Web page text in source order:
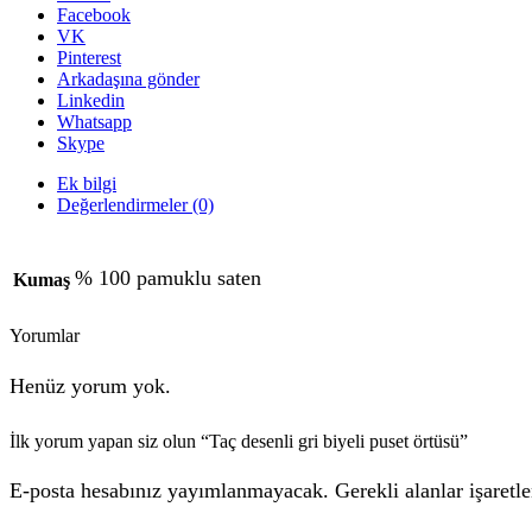
Facebook
VK
Pinterest
Arkadaşına gönder
Linkedin
Whatsapp
Skype
Ek bilgi
Değerlendirmeler (0)
Kumaş % 100 pamuklu saten
Yorumlar
Henüz yorum yok.
İlk yorum yapan siz olun “Taç desenli gri biyeli puset örtüsü”
E-posta hesabınız yayımlanmayacak. Gerekli alanlar